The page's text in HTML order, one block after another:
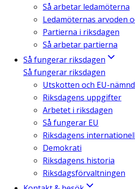
Så arbetar ledamöterna
Ledamöternas arvoden
Partierna i riksdagen
Så arbetar partierna
Så fungerar riksdagen
Så fungerar riksdagen
Utskotten och EU-
Riksdagens uppgifter
Arbetet i riksdagen
Så fungerar EU
Riksdagens
Demokrati
Riksdagens historia
Riksdagsförvaltningen